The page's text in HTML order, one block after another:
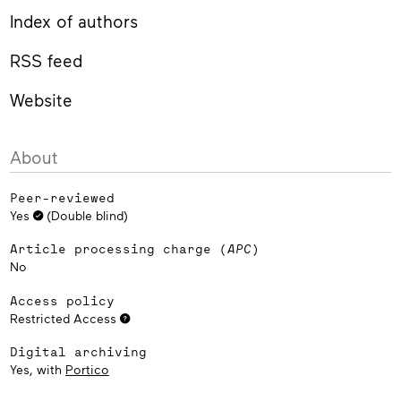
Index of authors
RSS feed
Website
About
Peer-reviewed
Yes (Double blind)
Article processing charge (APC)
No
Access policy
Restricted Access
Digital archiving
Yes, with Portico